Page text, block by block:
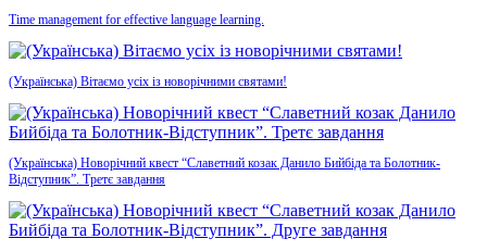
Time management for effective language learning.
(Українська) Вітаємо усіх із новорічними святами!
(Українська) Новорічний квест “Славетний козак Данило Бийбіда та Болотник-
Відступник”. Третє завдання